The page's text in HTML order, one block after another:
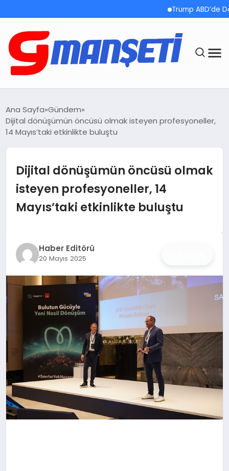
Trump ABD’de Doğumla
DEMOLAR
TEKNOLOJI
OYUN
ANA DEMO
TEKNOLOJI
MAGAZIN
KRIPTO PARA
GEZI & SEYAHAT
Ana Sayfa Gündem
Dijital dönüşümün öncüsü olmak isteyen profesyoneller,
14 Mayıs’taki etkinlikte buluştu
Dijital dönüşümün öncüsü olmak
isteyen profesyoneller, 14
Mayıs’taki etkinlikte buluştu
Haber Editörü
20 Mayıs 2025